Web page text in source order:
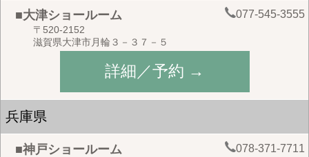
■大津ショールーム 077-545-3555
〒520-2152
滋賀県大津市月輪３－３７－５
詳細／予約 →
兵庫県
■神戸ショールーム 078-371-7711